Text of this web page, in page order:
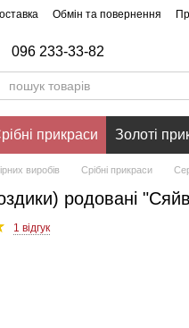
Обмін та повернення
096 233-33-82
прикраси Золоті
виробів Срібні прикраси
родовані
1 відгук